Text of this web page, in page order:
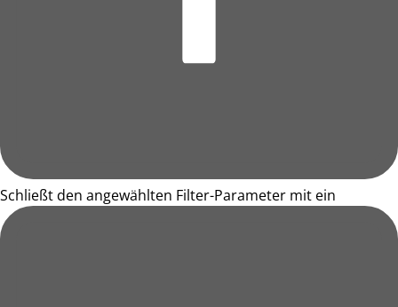
Schließt den angewählten Filter-Parameter mit ein